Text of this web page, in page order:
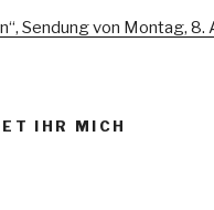
Sendung von Montag, 8.
IHR MICH